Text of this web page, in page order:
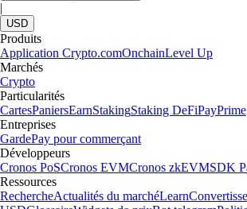
|
USD
Produits
Application Crypto.comOnchainLevel Up
Marchés
Crypto
Particularités
CartesPaniersEarnStakingStaking DeFiPayPrime
Entreprises
GardePay pour commerçant
Développeurs
Cronos PoSCronos EVMCronos zkEVMSDK
Ressources
RechercheActualités du marchéLearn